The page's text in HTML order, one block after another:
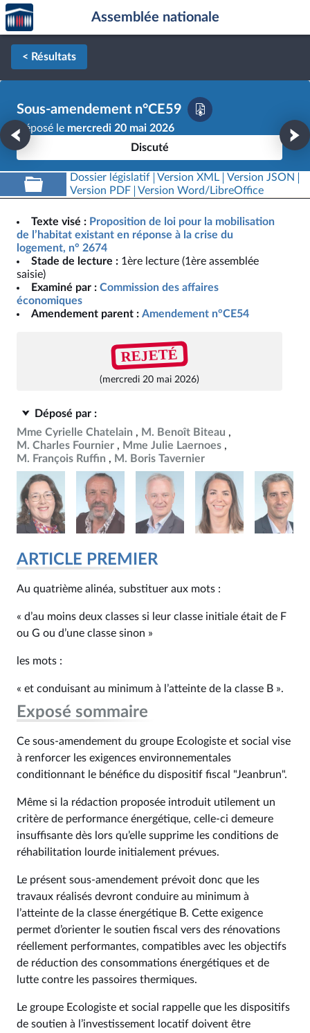
Aller au contenu
Aller en bas de la page
Accèder
à la
page
d'accueil
Assemblée nationale
< Résultats
Sous-amendement n°CE59
Déposé le mercredi 20 mai 2026
Discuté
Dossier législatif Version XML
Version JSON
Version PDF
Version Word/LibreOffice
Texte visé : Proposition de loi pour la mobilisation
de l’habitat existant en réponse à la crise du
logement, n° 2674
Stade de lecture : 1ère lecture (1ère assemblée
saisie)
Examiné par : Commission des affaires
économiques
Amendement parent : Amendement n°CE54
REJETÉ
(mercredi 20 mai 2026)
Déposé par :
Mme Cyrielle Chatelain
M. Benoît Biteau
M. Charles Fournier
Mme Julie Laernoes
M. François Ruffin
M. Boris Tavernier
ARTICLE PREMIER
Au quatrième alinéa, substituer aux mots :
« d’au moins deux classes si leur classe initiale était de F
ou G ou d’une classe sinon »
les mots :
« et conduisant au minimum à l’atteinte de la classe B ».
Exposé sommaire
Ce sous-amendement du groupe Ecologiste et social vise
à renforcer les exigences environnementales
conditionnant le bénéfice du dispositif fiscal "Jeanbrun".
Même si la rédaction proposée introduit utilement un
critère de performance énergétique, celle-ci demeure
insuffisante dès lors qu’elle supprime les conditions de
réhabilitation lourde initialement prévues.
Le présent sous-amendement prévoit donc que les
travaux réalisés devront conduire au minimum à
l’atteinte de la classe énergétique B. Cette exigence
permet d’orienter le soutien fiscal vers des rénovations
réellement performantes, compatibles avec les objectifs
de réduction des consommations énergétiques et de
lutte contre les passoires thermiques.
Le groupe Ecologiste et social rappelle que les dispositifs
de soutien à l’investissement locatif doivent être